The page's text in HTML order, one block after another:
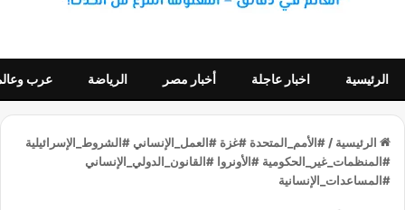
الرئيسية اخبار عاجلة أخبار مصر الرياضة عرب
الرئيسية / #الأمم_المتحدة #غزة #العمل_الإنساني #الشروط_الإسرائيلية
#المنظمات_غير_الحكومية #الأونروا #القانون_الدولي_الإنساني
#المساعدات_الإنسانية